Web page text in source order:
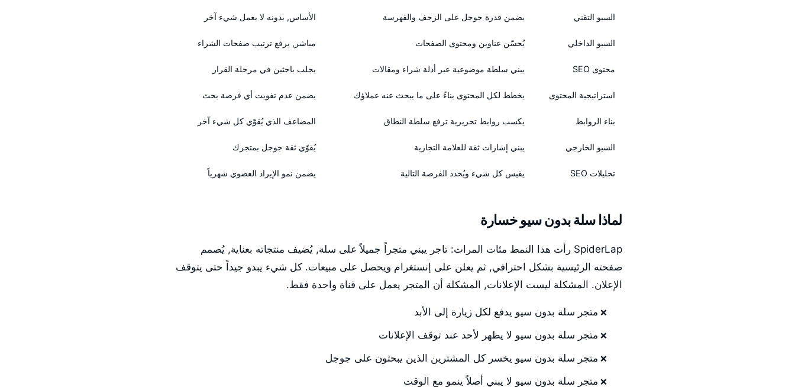
السيو التقني يضمن قدرة جوجل على الزحف والفهرسة الأساس, بدونه لا يعمل شيء آخر
السيو الداخلي يُحسّن عناوين ومحتوى الصفحات مباشر, يرفع ترتيب صفحات الشراء
محتوى SEO يبني سلطة موضوعية عبر أدلة شراء ومقالات يجلب باحثين في مرحلة القرار
استراتيجية المحتوى يخطط لكل المحتوى بناءً على ما يبحث عنه عملاؤك يضمن عدم تفويت أي فرصة بحث
بناء الروابط يكسب روابط تحريرية ترفع سلطة النطاق المضاعف الذي يُقوّي كل شيء آخر
السيو الخارجي يبني إشارات ثقة للعلامة التجارية يُقوّي ثقة جوجل بمتجرك
تحليلات SEO يقيس كل شيء ويُحدد الفرصة التالية يضمن نمو الإيراد العضوي شهرياً
لماذا سلة بدون سيو خسارة
SpiderLap رأت هذا النمط مئات المرات: تاجر يبني متجراً جميلاً على سلة, يُضيف منتجاته بعناية, يُصمم
صفحته الرئيسية بشكل احترافي, ثم يعلن على إنستغرام ويحصل على مبيعات. كل شيء يبدو جيداً حتى يتوقف
الإعلان. المشكلة ليست الإعلانات, المشكلة أن المتجر يعمل على قناة واحدة فقط.
متجر سلة بدون سيو يدفع لكل زيارة إلى الأبد
متجر سلة بدون سيو لا يظهر لأحد عند توقف الإعلانات
متجر سلة بدون سيو يخسر كل المشترين الذين يبحثون على جوجل
متجر سلة بدون سيو لا يبني أصلاً ينمو مع الوقت